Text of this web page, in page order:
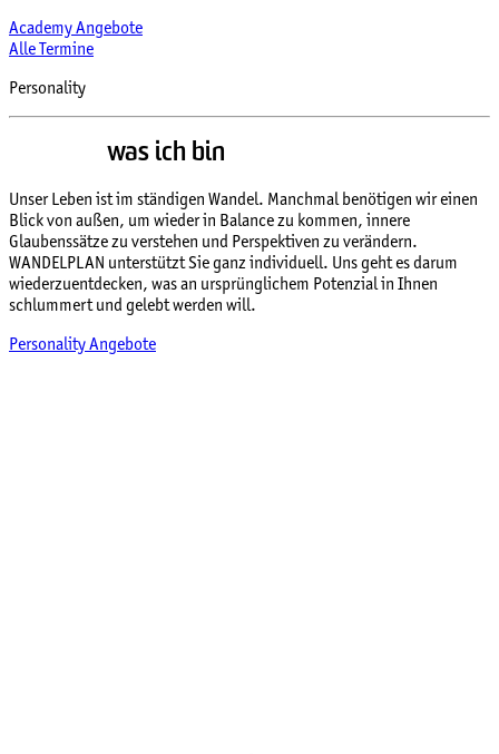
Academy Angebote
Alle Termine
Personality
was ich bin
Unser Leben ist im ständigen Wandel. Manchmal benötigen wir einen
Blick von außen, um wieder in Balance zu kommen, innere
Glaubenssätze zu verstehen und Perspektiven zu verändern.
WANDELPLAN unterstützt Sie ganz individuell. Uns geht es darum
wiederzuentdecken, was an ursprünglichem Potenzial in Ihnen
schlummert und gelebt werden will.
Personality Angebote